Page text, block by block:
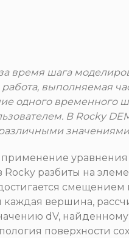
время шага
работа, выполняемая
одного временного
В Rocky
значениями
уравнения
разбиты на
вершина,
dV,
поверхности